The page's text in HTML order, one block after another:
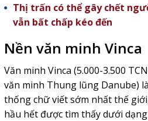
Thị trấn có thể gây chết
vẫn bất chấp kéo đến
Nền văn minh Vinca
Văn minh Vinca (5.000-3.500
văn minh Thung lũng Danube)
thống chữ viết sớm nhất thế
hầu hết được tìm thấy dưới